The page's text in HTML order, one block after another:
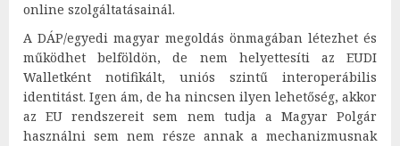
online szolgáltatásainál.
A DÁP/egyedi magyar megoldás önmagában létezhet és
működhet belföldön, de nem helyettesíti az EUDI
Walletként notifikált, uniós szintű interoperábilis
identitást. Igen ám, de ha nincsen ilyen lehetőség, akkor
az EU rendszereit sem nem tudja a Magyar Polgár
használni sem nem része annak a mechanizmusnak